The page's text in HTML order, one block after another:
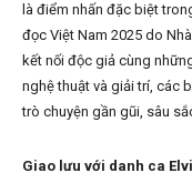
là điểm nhấn đặc biệt
đọc Việt Nam 2025 do
kết nối độc giả cùng
nghệ thuật và giải trí, các
trò chuyện gần gũi, sâu
Giao lưu với danh ca